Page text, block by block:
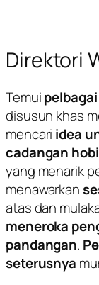
Direktori
Temui
disusun khas
mencari idea
cadangan hobi
yang menarik
menawarkan
atas dan
meneroka
pandangan.
seterusnya